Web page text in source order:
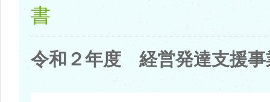
書
令和２年度 経営発達支援